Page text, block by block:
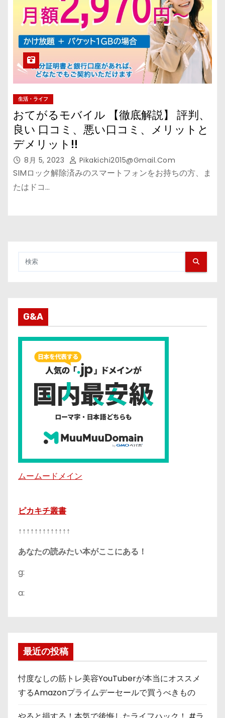
生活・ライフ
おてがるモバイル 【徹底解説】 評判、
良い 口コミ、悪い口コミ、メリットと
デメリット!!
8月 5, 2023 Pikakichi2015@gmail.com
SIMロック解除済みのスマートフォンをお持ちの方、ま
たはドコ…
G&A
ムームードメイン
ピカキチ叢書
↑↑↑↑↑↑↑↑↑↑↑↑↑
あなたの読みたい本がここにある！
g:
a:
最近の投稿
忖度なしの筋トレ美容YouTuberが本当にオススメ
するAmazonプライムデーセールで買うべきもの